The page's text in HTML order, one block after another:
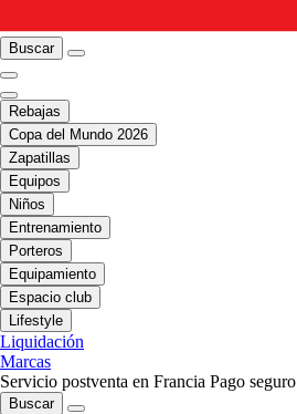
Buscar
Rebajas
Copa del Mundo 2026
Zapatillas
Equipos
Niños
Entrenamiento
Porteros
Equipamiento
Espacio club
Lifestyle
Liquidación
Marcas
Servicio postventa en Francia Pago seguro
Buscar